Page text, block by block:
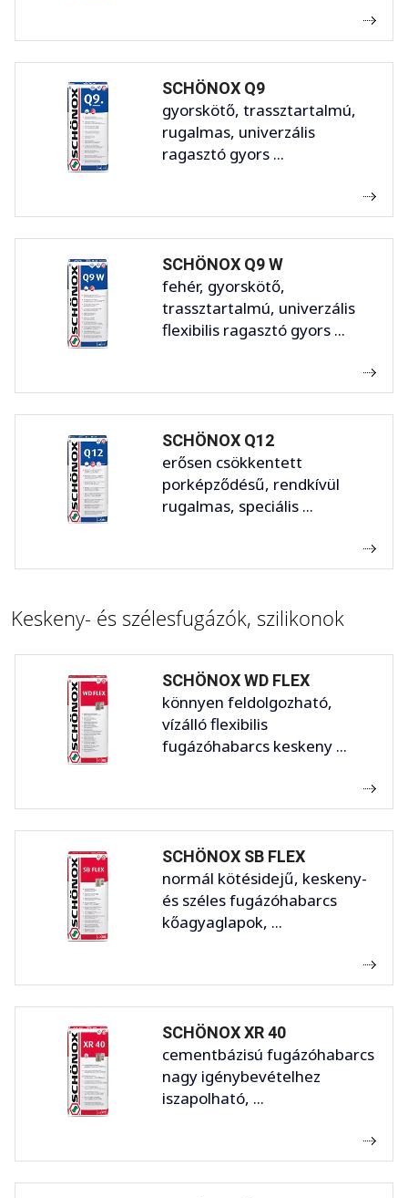
SCHÖNOX Q9
gyorskötő, trassztartalmú,
rugalmas, univerzális
ragasztó gyors ...
SCHÖNOX Q9 W
fehér, gyorskötő,
trassztartalmú, univerzális
flexibilis ragasztó gyors ...
SCHÖNOX Q12
erősen csökkentett
porképződésű, rendkívül
rugalmas, speciális ...
Keskeny- és szélesfugázók, szilikonok
SCHÖNOX WD FLEX
könnyen feldolgozható,
vízálló flexibilis
fugázóhabarcs keskeny ...
SCHÖNOX SB FLEX
normál kötésidejű, keskeny-
és széles fugázóhabarcs
kőagyaglapok, ...
SCHÖNOX XR 40
cementbázisú fugázóhabarcs
nagy igénybevételhez
iszapolható, ...